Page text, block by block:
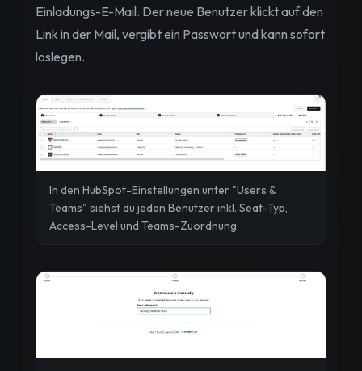
Einladungs-E-Mail. Der neue Benutzer klickt auf den
Link in der Mail, vergibt ein Passwort und kann sofort
loslegen.
In den HubSpot-Einstellungen unter "Users &
Teams" siehst du jeden Benutzer inkl. Seat-Typ,
Access-Level und Teams-Zuordnung.